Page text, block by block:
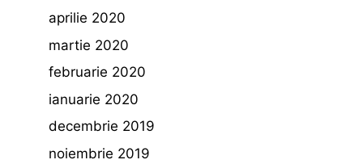
aprilie 2020
martie 2020
februarie 2020
ianuarie 2020
decembrie 2019
noiembrie 2019